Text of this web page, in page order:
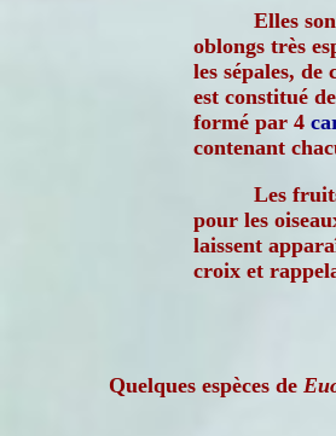
Elles
oblongs très
les sépales,
est constitué
formé par 4
contenant
Les
pour les
laissent
croix et
Quelques espèces de